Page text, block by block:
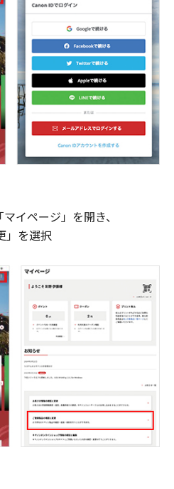
イページ」を開き、
」を選択